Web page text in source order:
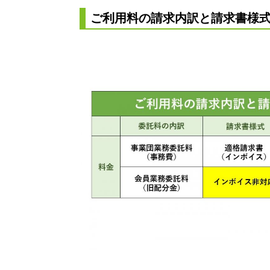
ご利用料の請求内訳と請求書様